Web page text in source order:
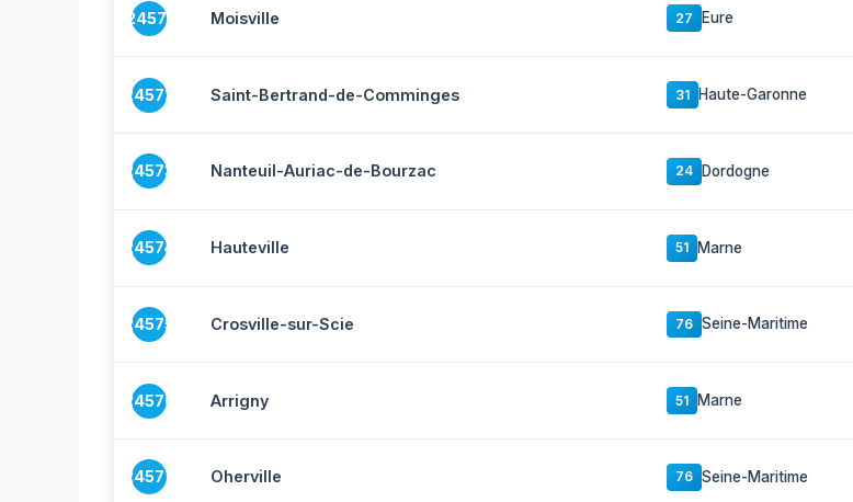
24571 Moisville 27 Eure
24572 Saint-Bertrand-de-Comminges 31 Haute-Garonne
24573 Nanteuil-Auriac-de-Bourzac 24 Dordogne
24574 Hauteville 51 Marne
24575 Crosville-sur-Scie 76 Seine-Maritime
24576 Arrigny 51 Marne
24577 Oherville 76 Seine-Maritime